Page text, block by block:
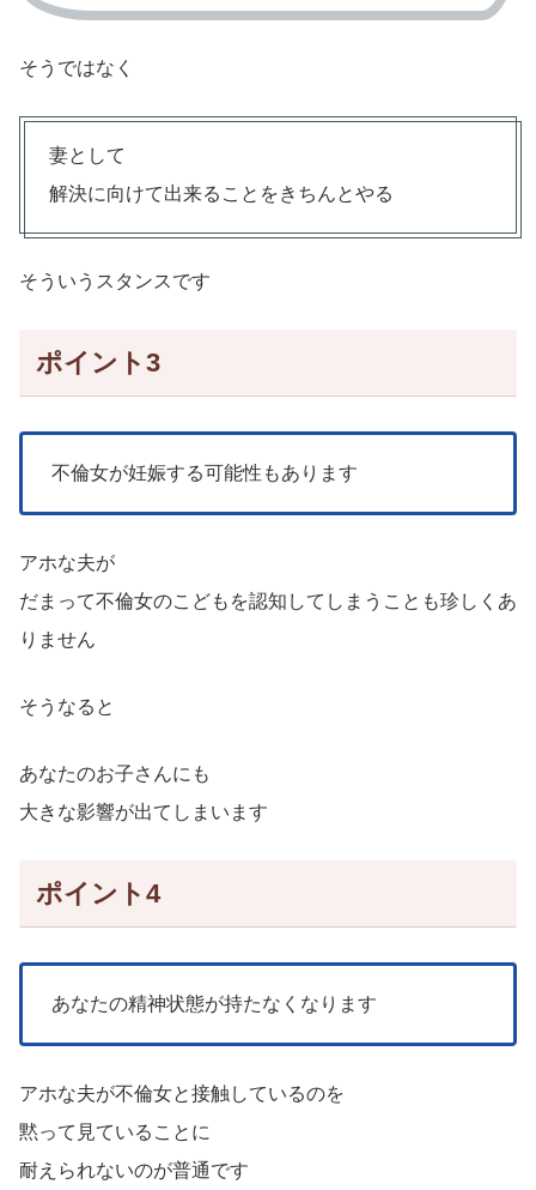
そうではなく
妻として
解決に向けて出来ることをきちんとやる
そういうスタンスです
ポイント3
不倫女が妊娠する可能性もあります
アホな夫が
だまって不倫女のこどもを認知してしまうことも珍しくあ
りません
そうなると
あなたのお子さんにも
大きな影響が出てしまいます
ポイント4
あなたの精神状態が持たなくなります
アホな夫が不倫女と接触しているのを
黙って見ていることに
耐えられないのが普通です